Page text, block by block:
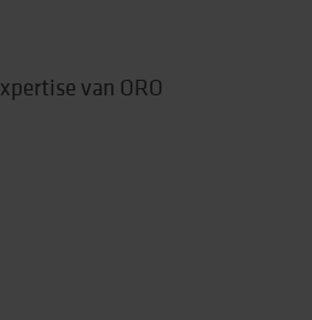
van ORO